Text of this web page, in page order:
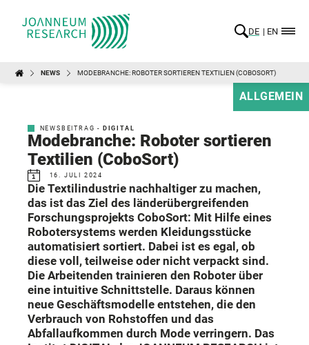
DE EN
NEWS MODEBRANCHE: ROBOTER SORTIEREN TEXTILIEN (COBOSORT)
ALLGEMEIN
NEWSBEITRAG - DIGITAL
Modebranche: Roboter sortieren
Textilien (CoboSort)
16. JULI 2024
Die Textilindustrie nachhaltiger zu machen,
das ist das Ziel des länderübergreifenden
Forschungsprojekts CoboSort: Mit Hilfe eines
Robotersystems werden Kleidungsstücke
automatisiert sortiert. Dabei ist es egal, ob
diese voll, teilweise oder nicht verpackt sind.
Die Arbeitenden trainieren den Roboter über
eine intuitive Schnittstelle. Daraus können
neue Geschäftsmodelle entstehen, die den
Verbrauch von Rohstoffen und das
Abfallaufkommen durch Mode verringern. Das